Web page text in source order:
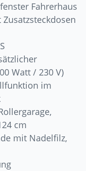
Fahrerhaus
Watt / 230 V)
im
cm
mit Nadelfilz,